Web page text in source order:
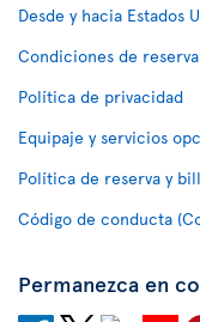
Desde y hacia Estados
Condiciones de reserva
Política de privacidad
Equipaje y servicios
Política de reserva y
Código de conducta
Permanezca en